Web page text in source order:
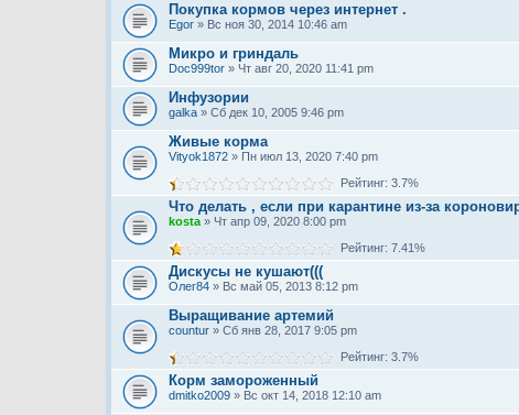
Покупка кормов через интернет .
Egor » Вс ноя 30, 2014 10:46 am
Микро и гриндаль
Doc999tor » Чт авг 20, 2020 11:41 pm
Инфузории
galka » Сб дек 10, 2005 9:46 pm
Живые корма
Vityok1872 » Пн июл 13, 2020 7:40 pm
Рейтинг: 3.7%
Что делать , если при карантине из-за
kosta » Чт апр 09, 2020 8:00 pm
Рейтинг: 7.41%
Дискусы не кушают(((
Олег84 » Вс май 05, 2013 8:12 pm
Выращивание артемий
countur » Сб янв 28, 2017 9:05 pm
Рейтинг: 3.7%
Корм замороженный
dmitko2009 » Вс окт 14, 2018 12:10 am